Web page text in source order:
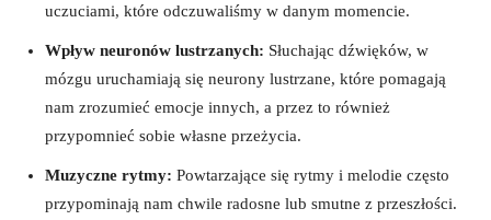
uczuciami, które odczuwaliśmy w danym momencie.
Wpływ neuronów lustrzanych: Słuchając dźwięków, w
mózgu uruchamiają się neurony lustrzane, które pomagają
nam zrozumieć emocje innych, a przez to również
przypomnieć sobie własne przeżycia.
Muzyczne rytmy: Powtarzające się rytmy i melodie często
przypominają nam chwile radosne lub smutne z przeszłości.